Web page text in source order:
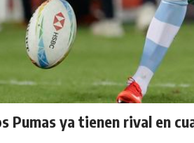
Pumas ya tienen rival en